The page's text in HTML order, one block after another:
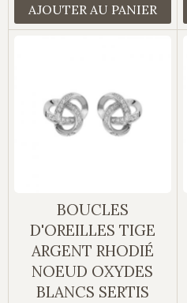
AJOUTER AU PANIER
BOUCLES
D'OREILLES TIGE
ARGENT RHODIÉ
NOEUD OXYDES
BLANCS SERTIS